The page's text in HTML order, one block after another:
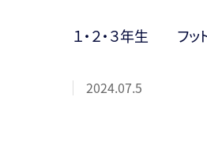
１・２・３年生 フッ
2024.07.5